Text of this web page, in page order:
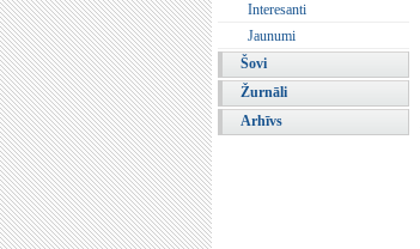
Interesanti
Jaunumi
Šovi
Žurnāli
Arhīvs